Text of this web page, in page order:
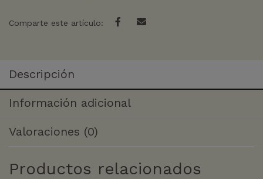
Comparte este artículo:
Descripción
Información adicional
Valoraciones (0)
Productos relacionados